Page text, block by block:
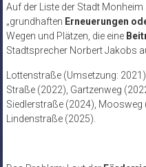
Auf der Liste der Stadt Monheim
„grundhaften Erneuerungen
Wegen und Plätzen, die eine
Stadtsprecher Norbert Jakobs
Lottenstraße (Umsetzung:
Straße (2022), Gartzenweg
Siedlerstraße (2024),
Lindenstraße (2025).